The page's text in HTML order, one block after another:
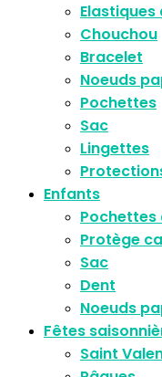
Elastiques
Chouchou
Bracelet
Noeuds
Pochettes
Sac
Lingettes
Enfants
Pochettes
Protège
Sac
Dent
Noeuds
Fêtes
Saint